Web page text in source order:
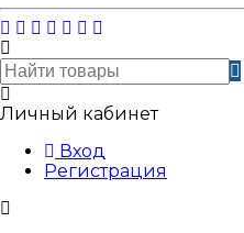
Личный кабинет
Вход
Регистрация